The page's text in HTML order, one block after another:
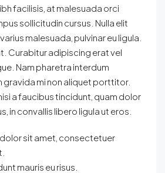
facilisis, at malesuada orci
sollicitudin cursus. Nulla elit
malesuada, pulvinar eu ligula.
Curabitur adipiscing erat vel
Nam pharetra interdum
gravida mi non aliquet porttitor.
a faucibus tincidunt, quam dolor
in convallis libero ligula ut eros.
sit amet, consectetuer
mauris eu risus.